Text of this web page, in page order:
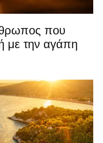
που
με την αγάπη